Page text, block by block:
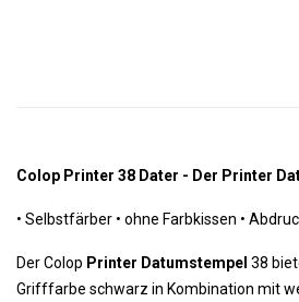
Colop Printer 38 Dater - Der Printer
• Selbstfärber • ohne Farbkissen •
Der Colop Printer Datumstempel 38
Grifffarbe schwarz in Kombination mit